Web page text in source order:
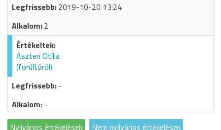
2019-10-20 13:24
2
Aszteri Otília
(fordítóról)
-
-
Nyilvános értékelések
Nem nyilvános értékelések